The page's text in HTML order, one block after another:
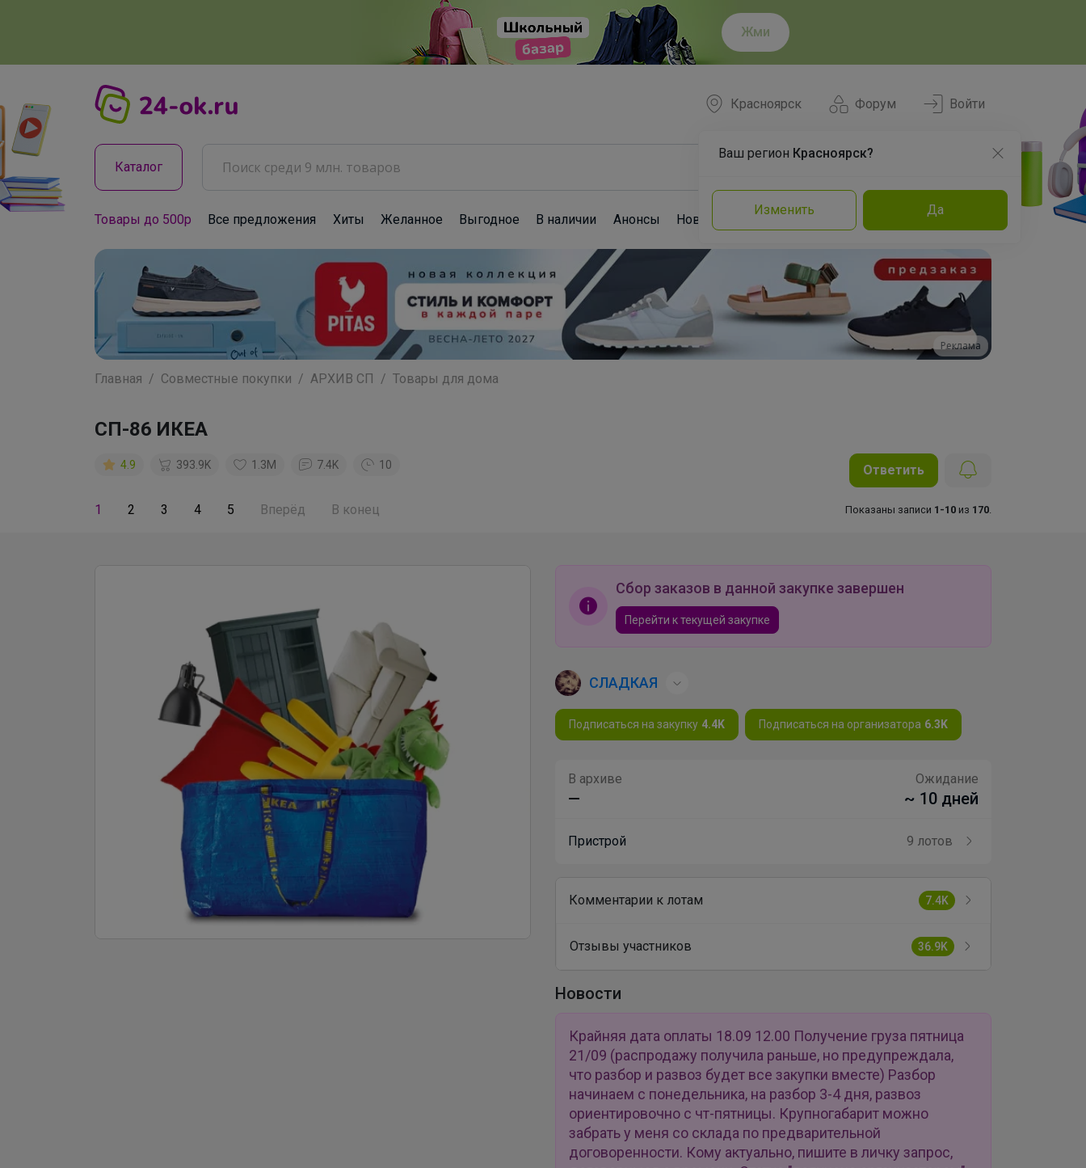
Жми
Форум
Красноярск
Ваш регион Красноярск?
Изменить Да
Войти
Каталог
Товары до 500р Все предложения Хиты Желанное Выгодное В наличии Анонсы Новости Команда Эксперты
Реклама
Главная Совместные покупки АРХИВ СП Товары для дома
СП-86 ИКЕА
4.9 393.9K 1.3M 7.4K 10 Ответить
1 2 3 4 5 Вперёд В конец Показаны записи 1-10 из 170.
Сбор заказов в данной закупке завершен
Перейти к текущей закупке
СЛАДКАЯ
Подписаться на закупку 4.4K Подписаться на организатора 6.3K
В архиве
—
Ожидание
~ 10 дней
Пристрой 9 лотов
Комментарии к лотам 7.4K
Отзывы участников 36.9K
Новости
Крайняя дата оплаты 18.09 12.00 Получение груза пятница
21/09 (распродажу получила раньше, но предупреждала,
что разбор и развоз будет все закупки вместе) Разбор
начинаем с понедельника, на разбор 3-4 дня, развоз
ориентировочно с чт-пятницы. Крупногабарит можно
забрать у меня со склада по предварительной
договоренности. Кому актуально, пишите в личку запрос,